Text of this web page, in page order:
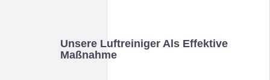
Unsere Luftreiniger Als Effektive
Maßnahme